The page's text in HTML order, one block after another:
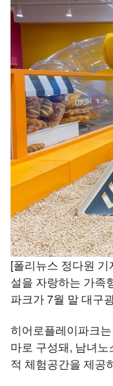
[폴리뉴스 정다원
설을 자랑하는 가족
파크가 7월 말 대구
히어로플레이파크
마로 구성돼, 남녀
적 체험공간을 제공